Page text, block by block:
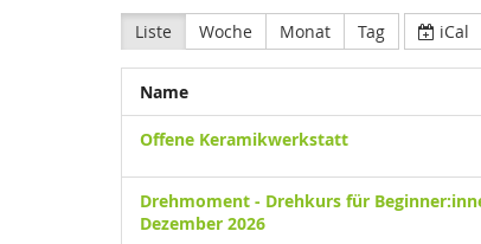
Liste Woche Monat Tag iCal
Name
Offene Keramikwerkstatt
Drehmoment - Drehkurs für
Dezember 2026